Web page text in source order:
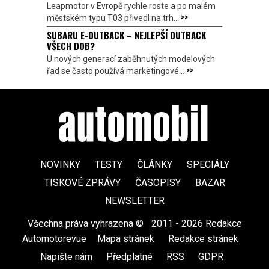
Leapmotor v Evropě rychle roste a po malém
městském typu T03 přivedl na trh... >>
SUBARU E-OUTBACK – NEJLEPŠÍ OUTBACK
VŠECH DOB?
U nových generací zaběhnutých modelových
řad se často používá marketingové... >>
NOVINKY TESTY ČLÁNKY
SPECIÁLY
TISKOVÉ ZPRÁVY
ČASOPISY
BAZAR
NEWSLETTER
Všechna práva vyhrazena ©
2011 - 2026 Redakce
Automotorevue
Mapa stránek Redakce stránek
Napište nám
Předplatné RSS GDPR